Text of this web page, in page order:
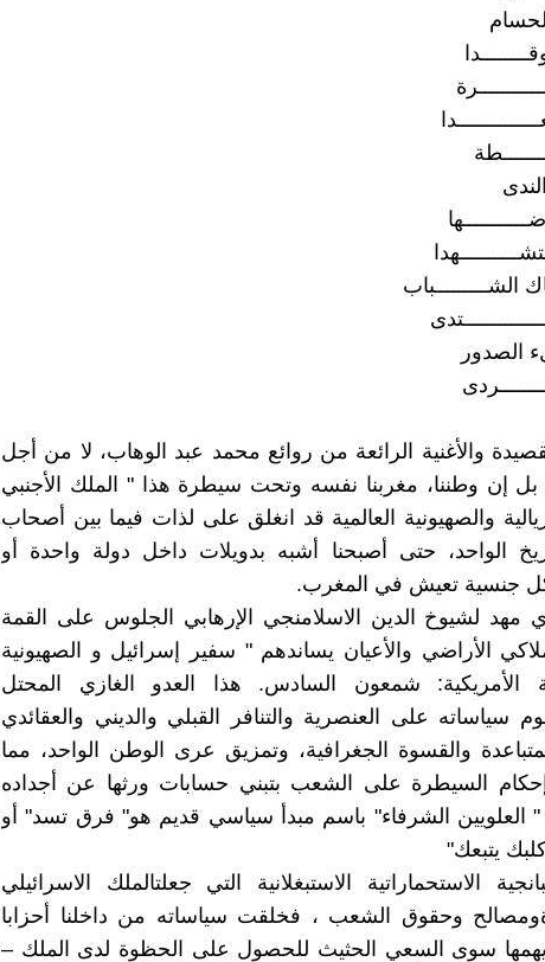
الصدور
والأغنية الرائعة من روائع محمد عبد الوهاب، لا من أجل
وطننا، مغربنا نفسه وتحت سيطرة هذا " الملك الأجنبي
والصهيونية العالمية قد انغلق على لذات فيما بين أصحاب
الواحد، حتى أصبحنا أشبه بدويلات داخل دولة واحدة أو
جنسية تعيش في المغرب.
مهد لشيوخ الدين الاسلامنجي الإرهابي الجلوس على القمة
الأراضي والأعيان يساندهم " سفير إسرائيل و الصهيونية
الأمريكية: شمعون السادس. هذا العدو الغازي المحتل
سياساته على العنصرية والتنافر القبلي والديني والعقائدي
والقسوة الجغرافية، وتمزيق عرى الوطن الواحد، مما
السيطرة على الشعب بتبني حسابات ورثها عن أجداده
" العلويين الشرفاء" باسم مبدأ سياسي قديم هو" فرق تسد" أو
يتبعك"
الاستحماراتية الاستبغلانية التي جعلتالملك الاسرائيلي
وحقوق الشعب ، فخلقت سياساته من داخلنا أحزابا
يهمها سوى السعي الحثيث للحصول على الحظوة لدى الملك –